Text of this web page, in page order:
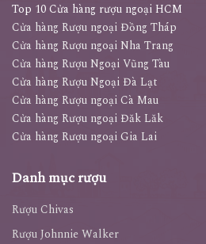
Top 10 Cửa hàng rượu ngoại HCM
Cửa hàng Rượu ngoại Đồng Tháp
Cửa hàng Rượu ngoại Nha Trang
Cửa hàng Rượu Ngoại Vũng Tàu
Cửa hàng Rượu Ngoại Đà Lạt
Cửa hàng Rượu ngoại Cà Mau
Cửa hàng Rượu ngoại Đăk Lăk
Cửa hàng Rượu ngoại Gia Lai
Danh mục rượu
Rượu Chivas
Rượu Johnnie Walker